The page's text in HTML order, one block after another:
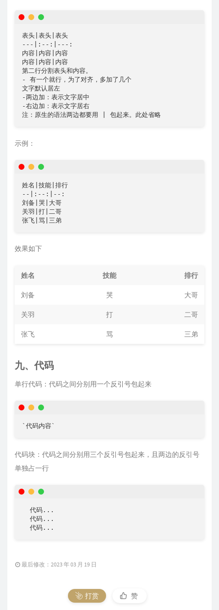
表头|表头|表头
---|:--:|---:
内容|内容|内容
内容|内容|内容
第二行分割表头和内容。
- 有一个就行，为了对齐，多加了几个
文字默认居左
-两边加：表示文字居中
-右边加：表示文字居右
注：原生的语法两边都要用 | 包起来。此处省略
示例：
姓名|技能|排行
--|:--:|--:
刘备|哭|大哥
关羽|打|二哥
张飞|骂|三弟
效果如下
姓名 技能 排行
刘备 哭 大哥
关羽 打 二哥
张飞 骂 三弟
九、代码
单行代码：代码之间分别用一个反引号包起来
`代码内容`
代码块：代码之间分别用三个反引号包起来，且两边的反引号
单独占一行
  代码...
  代码...
  代码...
最后修改：2023 年 03 月 19 日
打赏 赞